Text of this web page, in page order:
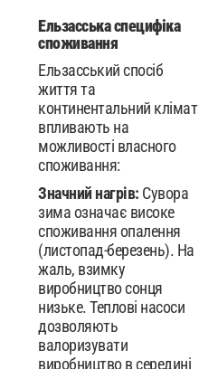
Ельзасська специфіка
споживання
Ельзасський спосіб
життя та
континентальний клімат
впливають на
можливості власного
споживання:
Значний нагрів: Сувора
зима означає високе
споживання опалення
(листопад-березень). На
жаль, взимку
виробництво сонця
низьке. Теплові насоси
дозволяють
валоризувати
виробництво в середині